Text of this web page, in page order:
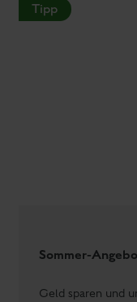
Tipp
Sommer-
Geld sparen und